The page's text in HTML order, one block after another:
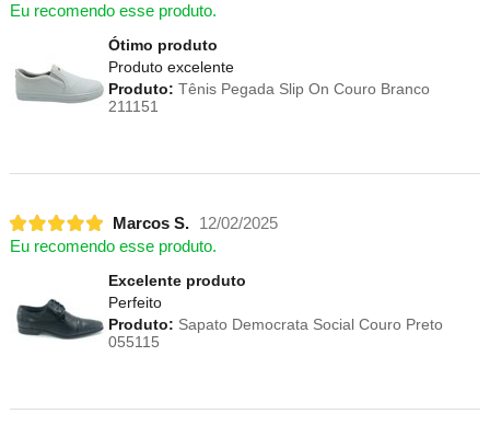
Eu recomendo esse produto.
Ótimo produto
Produto excelente
Produto: Tênis Pegada Slip On Couro Branco
211151
Marcos S.
12/02/2025
Eu recomendo esse produto.
Excelente produto
Perfeito
Produto: Sapato Democrata Social Couro Preto
055115